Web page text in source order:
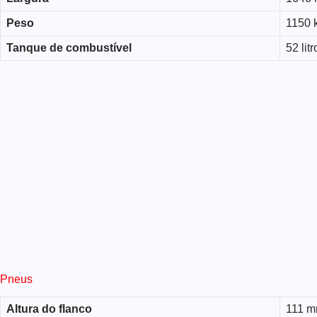
Peso 1150
Tanque de combustível 52
Pneus
Altura do flanco 111